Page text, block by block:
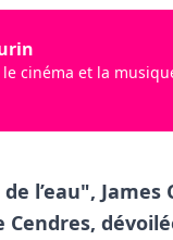
le cinéma et la
l’eau",
Cendres,